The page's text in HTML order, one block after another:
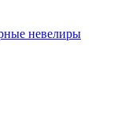
невелиры